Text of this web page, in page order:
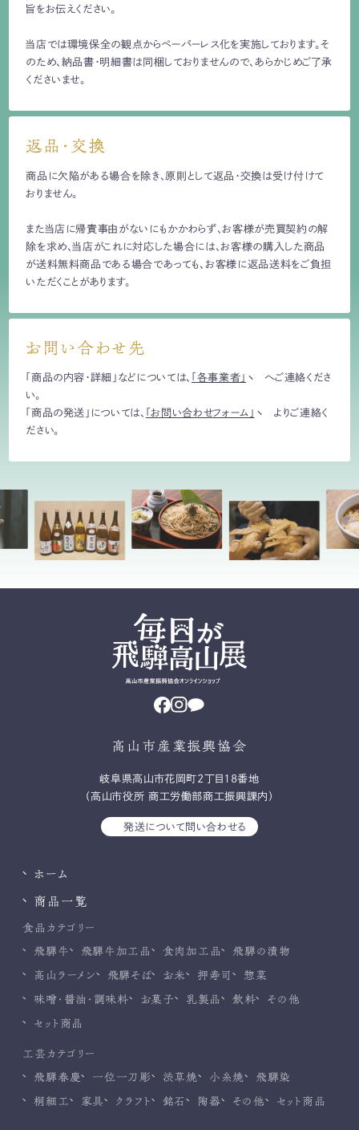
旨をお伝えください。
当店では環境保全の観点からペーパーレス化を実施しております。そ
のため、納品書・明細書は同梱しておりませんので、あらかじめご了承
くださいませ。
返品・交換
商品に欠陥がある場合を除き、原則として返品・交換は受け付けて
おりません。
また当店に帰責事由がないにもかかわらず、お客様が売買契約の解
除を求め、当店がこれに対応した場合には、お客様の購入した商品
が送料無料商品である場合であっても、お客様に返品送料をご負担
いただくことがあります。
お問い合わせ先
「商品の内容・詳細」などについては、 「各事業者」
へご連絡くださ
い。
「商品の発送」については、
「お問い合わせフォーム」
よりご連絡く
ださい。
高山市産業振興協会
岐⾩県⾼⼭市花岡町2丁⽬18番地
（高山市役所 商工労働部商工振興課内）
発送について問い合わせる
ホーム
商品一覧
食品カテゴリー
飛騨牛 飛騨牛加工品 食肉加工品 飛騨の漬物
高山ラーメン 飛騨そば お米 押寿司 惣菜
味噌・醤油・調味料 お菓子 乳製品 飲料 その他
セット商品
工芸カテゴリー
飛騨春慶 一位一刀彫 渋草焼 小糸焼 飛騨染
桐細工 家具 クラフト 銘石 陶器 その他 セット商品